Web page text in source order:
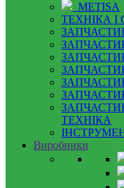
METISA
ТЕХНІКА
ТЕХНІКА
Виробники